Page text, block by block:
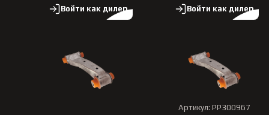
Войти как дилер Войти как дилер
Артикул: PP300967